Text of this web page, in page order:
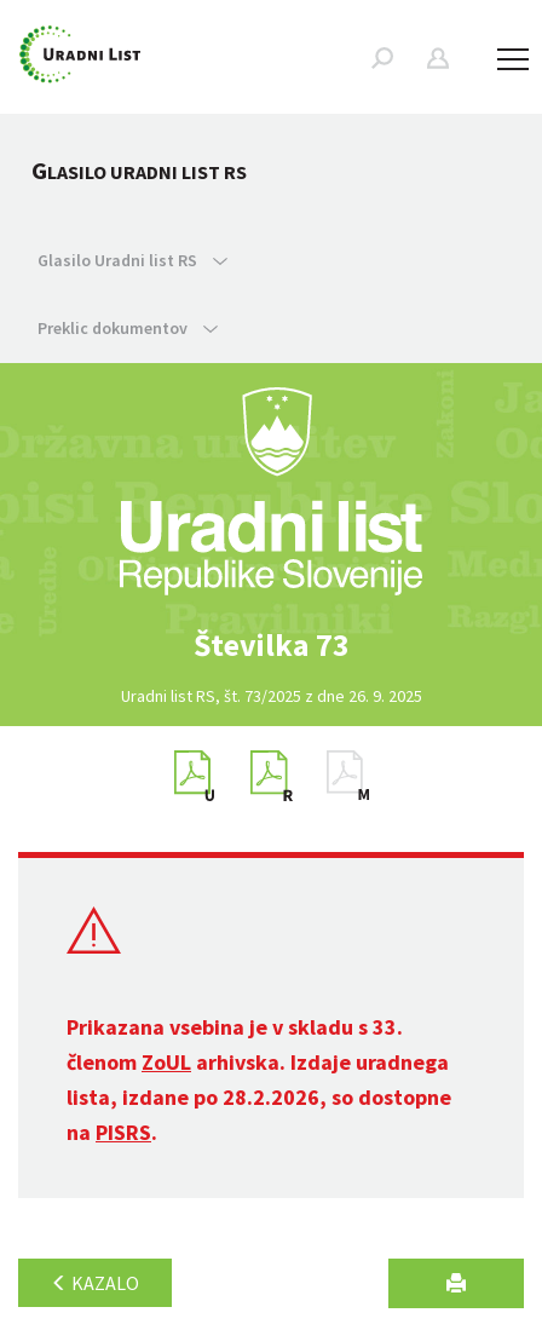
GLASILO URADNI LIST RS
Glasilo Uradni list RS
Preklic dokumentov
Številka 73
Uradni list RS, št. 73/2025 z dne 26. 9. 2025
Prikazana vsebina je v skladu s 33.
členom ZoUL arhivska. Izdaje uradnega
lista, izdane po 28.2.2026, so dostopne
na PISRS.
KAZALO